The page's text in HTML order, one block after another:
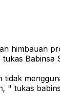
himbauan
Babinsa
" tukas